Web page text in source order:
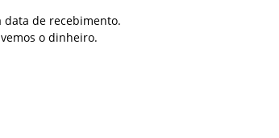
data de recebimento.
o dinheiro.